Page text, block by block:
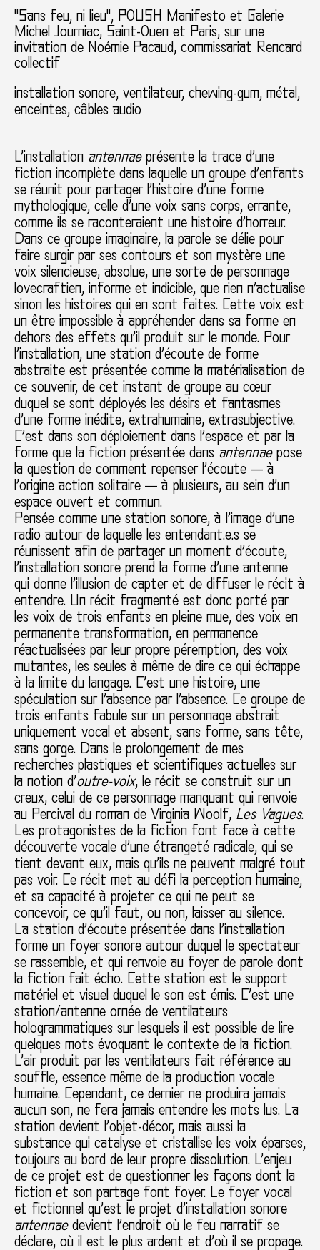
"Sans feu, ni lieu", POUSH Manifesto et Galerie
Michel Journiac Saint-Ouen et Paris sur une
invitation de Noémie Pacaud commissariat Rencard
collectif
installation sonore, ventilateur, chewing-gum, métal,
enceintes, câbles audio
L’installation antennaeprésente la trace d’une
fiction incomplète dans laquelle un groupe d’enfants
se réunit pour partager l’histoire d’une forme
mythologique, celle d’une voix sans corps, errante,
comme ils se raconteraient une histoire d’horreur.
Dans ce groupe imaginaire, la parole se délie pour
faire surgir par ses contours et son mystère une
voix silencieuse, absolue, une sorte de personnage
lovecraftien, informe et indicible, que rien n’actualise
sinon les histoires qui en sont faites. Cette voix est
un être impossible à appréhender dans sa forme en
dehors des effets qu’il produit sur le monde. Pour
l’installation, une station d’écoute de forme
abstraite est présentée comme la matérialisation de
ce souvenir, de cet instant de groupe au cœur
duquel se sont déployés les désirs et fantasmes
d’une forme inédite, extrahumaine, extrasubjective.
C’est dans son déploiement dans l’espace et par la
forme que la fiction présentée dans antennaepose
la question de comment repenser l’écoute — à
l’origine action solitaire — à plusieurs, au sein d’un
espace ouvert et commun.
Pensée comme une station sonore, à l’image d’une
radio autour de laquelle les entendant.e.s se
réunissent afin de partager un moment d’écoute,
l’installation sonore prend la forme d’une antenne
qui donne l’illusion de capter et de diffuser le récit à
entendre. Un récit fragmenté est donc porté par
les voix de trois enfants en pleine mue, des voix en
permanente transformation, en permanence
réactualisées par leur propre péremption, des voix
mutantes, les seules à même de dire ce qui échappe
à la limite du langage. C’est une histoire, une
spéculation sur l’absence par l’absence. Ce groupe de
trois enfants fabule sur un personnage abstrait
uniquement vocal et absent, sans forme, sans tête,
sans gorge. Dans le prolongement de mes
recherches plastiques et scientifiques actuelles sur
la notion d’outre-voix, le récit se construit sur un
creux, celui de ce personnage manquant qui renvoie
au Percival du roman de Virginia Woolf, Les Vagues.
Les protagonistes de la fiction font face à cette
découverte vocale d’une étrangeté radicale, qui se
tient devant eux, mais qu’ils ne peuvent malgré tout
pas voir. Ce récit met au défi la perception humaine,
et sa capacité à projeter ce qui ne peut se
concevoir, ce qu’il faut, ou non, laisser au silence.
La station d’écoute présentée dans l’installation
forme un foyer sonore autour duquel le spectateur
se rassemble, et qui renvoie au foyer de parole dont
la fiction fait écho. Cette station est le support
matériel et visuel duquel le son est émis. C’est une
station/antenne ornée de ventilateurs
hologrammatiques sur lesquels il est possible de lire
quelques mots évoquant le contexte de la fiction.
L’air produit par les ventilateurs fait référence au
souffle, essence même de la production vocale
humaine. Cependant, ce dernier ne produira jamais
aucun son, ne fera jamais entendre les mots lus. La
station devient l’objet-décor, mais aussi la
substance qui catalyse et cristallise les voix éparses,
toujours au bord de leur propre dissolution. L’enjeu
de ce projet est de questionner les façons dont la
fiction et son partage font foyer. Le foyer vocal
et fictionnel qu’est le projet d’installation sonore
antennaedevient l’endroit où le feu narratif se
déclare, où il est le plus ardent et d’où il se propage.